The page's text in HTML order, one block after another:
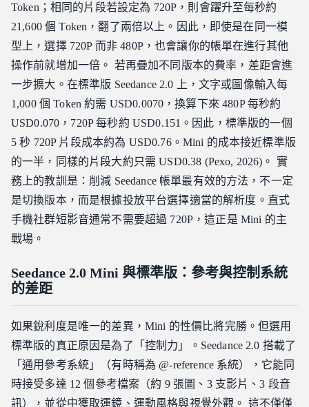
Token；相同的片段若設定為 720P，則會躍升至每秒約
21,600 個 Token，翻了兩倍以上。因此，即使是在同一模
型上，選擇 720P 而非 480P，也會讓你的帳單在進行其他
操作前就增加一倍。 若再疊加不同版本的費率，差距會進
一步擴大。在標準版 Seedance 2.0 上，文字或圖像輸入每
1,000 個 Token 約需 USD0.0070，換算下來 480P 每秒約
USD0.070，720P 每秒約 USD0.151。因此，標準版的一個
5 秒 720P 片段成本約為 USD0.76。Mini 的成本接近標準版
的一半，同樣的片段大約只需 USD0.38 (Pexo, 2026)。 實
務上的教訓是：削減 Seedance 帳單最有效的方法，不一定
是切換版本，而是根據投放平台選擇適當的解析度。直式
手機社群短影音通常不需要超過 720P，這正是 Mini 的主
戰場。
Seedance 2.0 Mini 與標準版：參考與控制系統
的差距
如果銳利度是唯一的差異，Mini 的性價比將完勝。但選用
標準版的真正原因是為了「控制力」。Seedance 2.0 搭載了
「通用參考系統」（有時稱為 @-reference 系統），它能同
時接受多達 12 個參考檔案（約 9 張圖、3 支影片、3 段音
訊），並從中獲取運鏡、運動風格與視覺外觀。 這不僅僅